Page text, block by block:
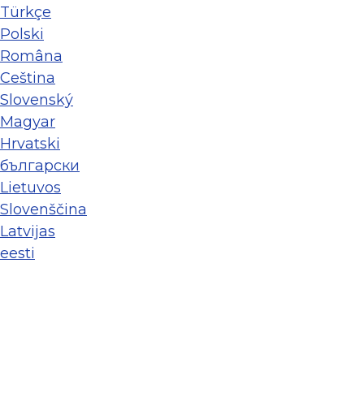
Türkçe
Polski
Româna
Ceština
Slovenský
Magyar
Hrvatski
български
Lietuvos
Slovenščina
Latvijas
eesti